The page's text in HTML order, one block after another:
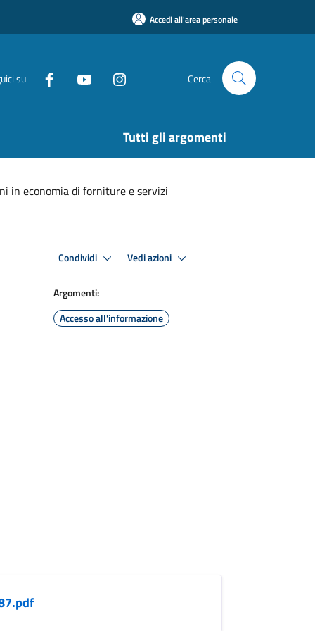
Accedi all'area personale
su Cerca
Tutti gli argomenti
in economia di forniture e servizi
Condividi Vedi azioni
Argomenti:
Accesso all'informazione